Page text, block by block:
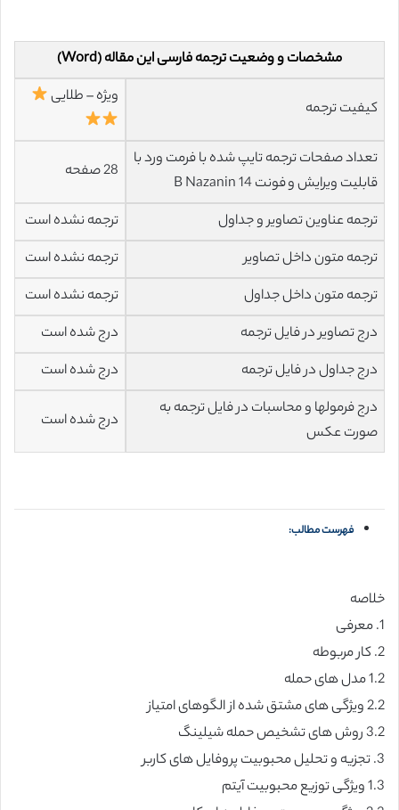
مشخصات و وضعیت ترجمه فارسی این مقاله (Word)
کیفیت ترجمه
ویژه – طلایی
تعداد صفحات ترجمه تایپ شده با فرمت ورد با
قابلیت ویرایش و فونت 14 B Nazanin
28 صفحه
ترجمه عناوین تصاویر و جداول
ترجمه نشده است
ترجمه متون داخل تصاویر
ترجمه نشده است
ترجمه متون داخل جداول
ترجمه نشده است
درج تصاویر در فایل ترجمه
درج شده است
درج جداول در فایل ترجمه
درج شده است
درج فرمولها و محاسبات در فایل ترجمه به
صورت عکس
درج شده است
فهرست مطالب:
خلاصه
1. معرفی
2. کار مربوطه
1.2 مدل های حمله
2.2 ویژگی های مشتق شده از الگوهای امتیاز
3.2 روش های تشخیص حمله شیلینگ
3. تجزیه و تحلیل محبوبیت پروفایل های کاربر
1.3 ویژگی توزیع محبوبیت آیتم